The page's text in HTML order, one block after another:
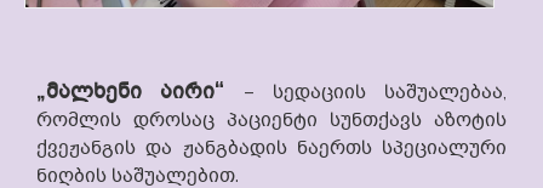
„მალხენი აირი“
– სედაციის საშუალებაა,
რომლის დროსაც პაციენტი სუნთქავს აზოტის
ქვეჟანგის და ჟანგბადის ნაერთს სპეციალური
ნიღბის საშუალებით.